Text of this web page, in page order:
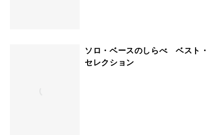
ソロ・ベースのしらべ ベスト・
セレクション